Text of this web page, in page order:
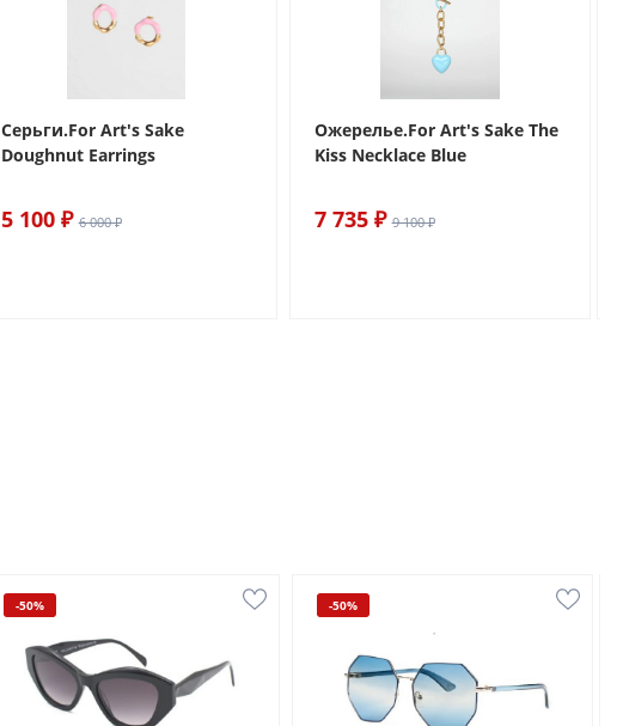
Серьги.For Art's Sake
Doughnut Earrings
5 100 ₽ 6 000 ₽
Ожерелье.For Art's Sake The
Kiss Necklace Blue
7 735 ₽ 9 100 ₽
-50% -50%